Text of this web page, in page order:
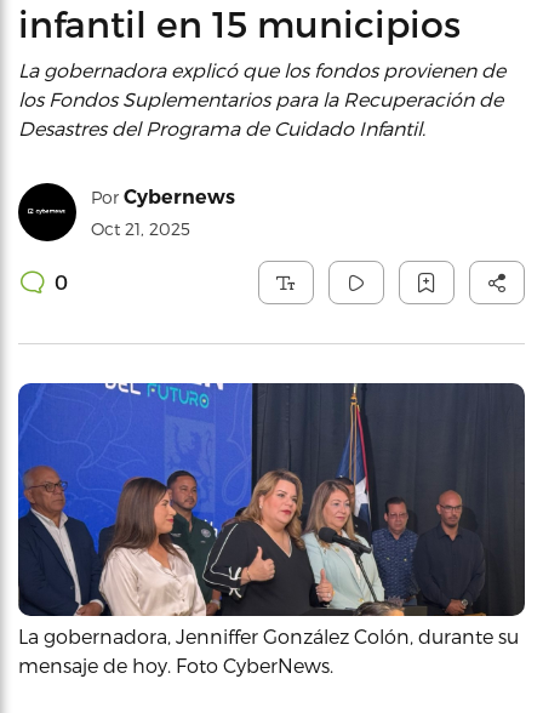
infantil en 15 municipios
La gobernadora explicó que los fondos provienen de
los Fondos Suplementarios para la Recuperación de
Desastres del Programa de Cuidado Infantil.
Por Cybernews
Oct 21, 2025
0
La gobernadora, Jenniffer González Colón, durante su
mensaje de hoy. Foto CyberNews.